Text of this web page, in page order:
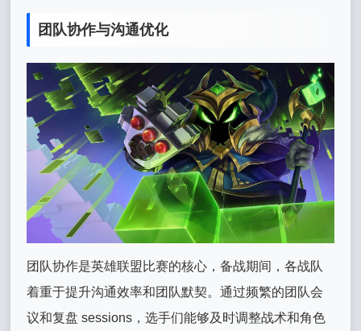
团队协作与沟通优化
团队协作是英雄联盟比赛的核心，备战期间，各战队
着重于提升沟通效率和团队默契。通过频繁的团队会
议和复盘 sessions，选手们能够及时调整战术和角色